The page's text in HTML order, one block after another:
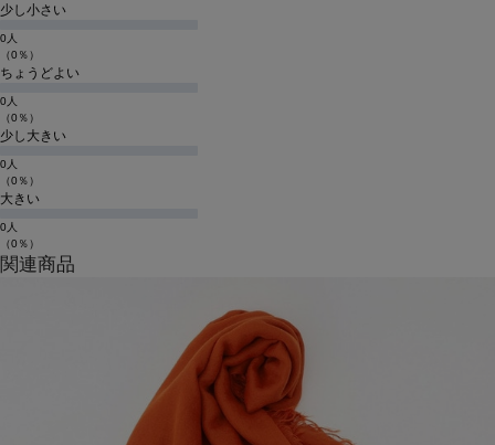
少し小さい
0人
（0％）
ちょうどよい
0人
（0％）
少し大きい
0人
（0％）
大きい
0人
（0％）
関連商品